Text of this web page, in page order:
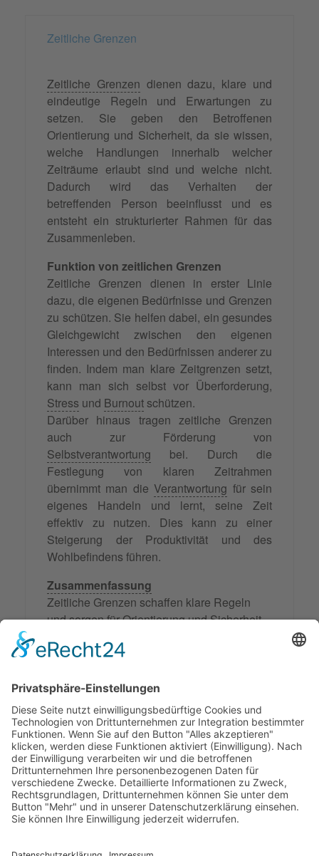
Zeitliche Grenzen
Zeitliche Grenzen dienen dazu, klare und
eindeutige Regeln und Erwartungen zu
setzen. Sie geben den Betroffenen
Orientierung und Sicherheit, da sie wissen,
welche Handlungen innerhalb welcher
Zeiträume erlaubt sind und welche nicht.
Dadurch wird das Verhalten der
betreffenden Person beeinflusst und es
entsteht ein strukturierter Rahmen für das
Zusammenleben.
Funktion von zeitlichen Grenzen
Zeitliche Grenzen dienen in erster Linie
dazu, die eigenen Bedürfnisse und Grenzen
zu schützen. Sie helfen dabei, ein gesundes
Gleichgewicht zwischen den eigenen
Interessen und den Bedürfnissen anderer zu
finden. Indem man klare Zeitgrenzen setzt,
kann man sich selbst vor Überforderung,
Stress und Burnout schützen.
Darüber hinaus tragen zeitliche Grenzen
auch zur Förderung von
Selbstverantwortung bei. Durch die
Festlegung von klaren Zeitrahmen
übernimmt man die Verantwortung für sein
eigenes Handeln und lernt, seine Zeit
effektiv zu nutzen. Dies kann zu einer
Steigerung der Produktivität und des
Wohlbefindens führen.
Zusammenfassung
Zeitliche Grenzen schaffen klare Regeln
und sorgen für Orientierung und Sicherheit,
bestimmter Zeitrahmen festlegen. Sie
Überlastung zu vermeiden. Zudem fördern
sie Selbstverantwortung, effektive
Zeitnutzung und können Produktivität und
Wohlbefinden steigern.
© 2026 Frank Hartung Ihr Mediator bei Konflikten in Familie,